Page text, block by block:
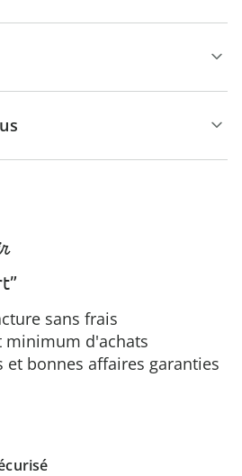
sans frais
minimum d'achats
et bonnes affaires garanties